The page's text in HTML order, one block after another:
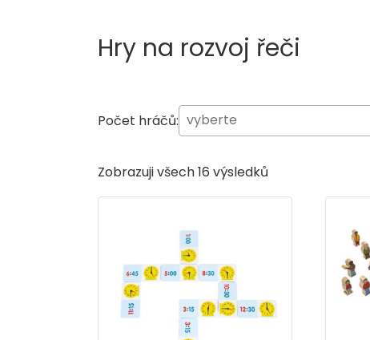
Hry na rozvoj řeči
Počet hráčů:
Zobrazuji všech 16 výsledků